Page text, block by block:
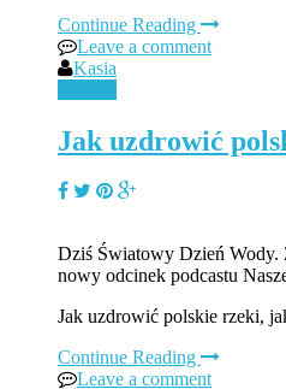
Continue Reading
Leave a comment
Kasia
Jak uzdrowić
Dziś Światowy Dzień Wody.
nowy odcinek podcastu
Jak uzdrowić polskie rzeki,
Continue Reading
Leave a comment